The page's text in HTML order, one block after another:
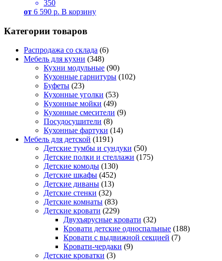
350
от 6 590 р. В корзину
Категории товаров
Распродажа со склада (6)
Мебель для кухни (348)
Кухни модульные (90)
Кухонные гарнитуры (102)
Буфеты (23)
Кухонные уголки (53)
Кухонные мойки (49)
Кухонные смесители (9)
Посудосушители (8)
Кухонные фартуки (14)
Мебель для детской (1191)
Детские тумбы и сундуки (50)
Детские полки и стеллажи (175)
Детские комоды (130)
Детские шкафы (452)
Детские диваны (13)
Детские стенки (32)
Детские комнаты (83)
Детские кровати (229)
Двухъярусные кровати (32)
Кровати детские односпальные (188)
Кровати с выдвижной секцией (7)
Кровати-чердаки (9)
Детские кроватки (3)